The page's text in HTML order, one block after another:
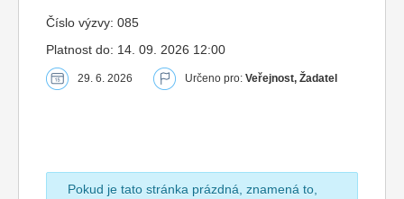
Číslo výzvy: 085
Platnost do: 14. 09. 2026 12:00
29. 6. 2026 Určeno pro: Veřejnost, Žadatel
Pokud je tato stránka prázdná, znamená to,